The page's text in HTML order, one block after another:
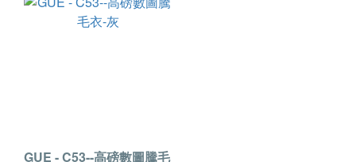
GUE - C53--高磅數圖騰毛